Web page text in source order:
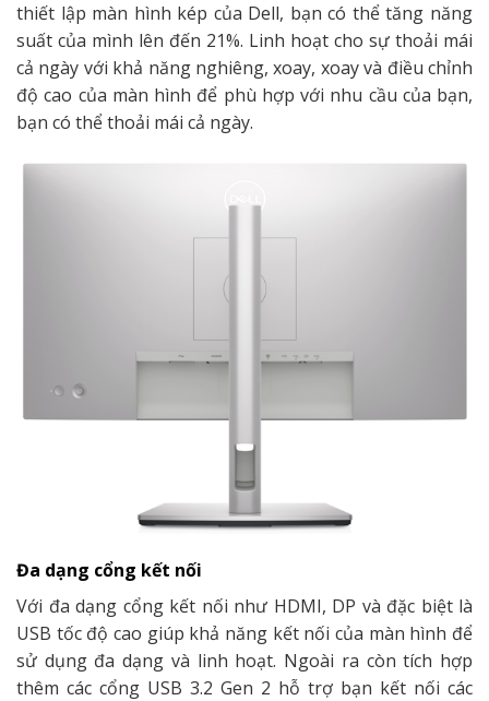
thiết lập màn hình kép của Dell, bạn có thể tăng năng
suất của mình lên đến 21%. Linh hoạt cho sự thoải mái
cả ngày với khả năng nghiêng, xoay, xoay và điều chỉnh
độ cao của màn hình để phù hợp với nhu cầu của bạn,
bạn có thể thoải mái cả ngày.
Đa dạng cổng kết nối
Với đa dạng cổng kết nối như HDMI, DP và đặc biệt là
USB tốc độ cao giúp khả năng kết nối của màn hình để
sử dụng đa dạng và linh hoạt. Ngoài ra còn tích hợp
thêm các cổng USB 3.2 Gen 2 hỗ trợ bạn kết nối các